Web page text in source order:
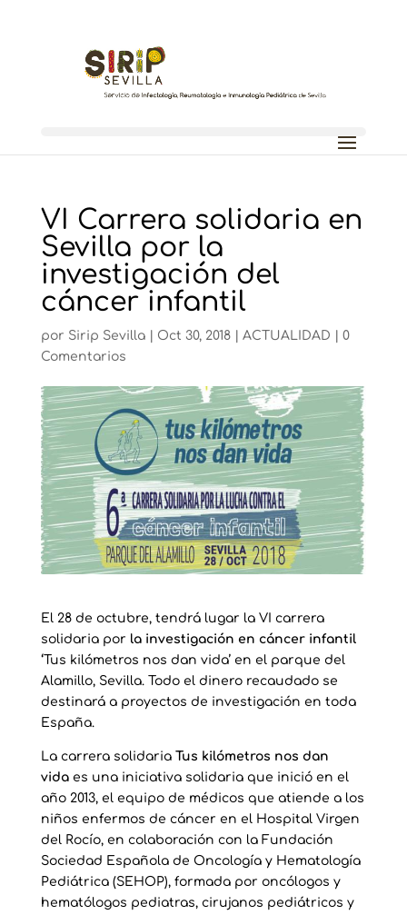
VI Carrera solidaria en
Sevilla por la
investigación del
cáncer infantil
por Sirip Sevilla| Oct 30, 2018| ACTUALIDAD
0
Comentarios
El 28 de octubre, tendrá lugar la VI carrera
solidaria por la investigación en cáncer infantil
‘Tus kilómetros nos dan vida’ en el parque del
Alamillo, Sevilla. Todo el dinero recaudado se
destinará a proyectos de investigación en toda
España.
La carrera solidaria Tus kilómetros nos dan
vidaes una iniciativa solidaria que inició en el
año 2013, el equipo de médicos que atiende a los
niños enfermos de cáncer en el Hospital Virgen
del Rocío, en colaboración con la Fundación
Sociedad Española de Oncología y Hematología
Pediátrica (SEHOP), formada por oncólogos y
hematólogos pediatras, cirujanos pediátricos y